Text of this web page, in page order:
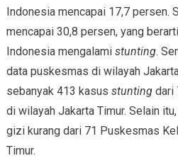
Indonesia mencapai 17,7 persen.
mencapai 30,8 persen, yang
Indonesia mengalami stunting.
data puskesmas di wilayah
sebanyak 413 kasus stuntingdari
di wilayah Jakarta Timur. Selain
gizi kurang dari 71 Puskesmas
Timur.